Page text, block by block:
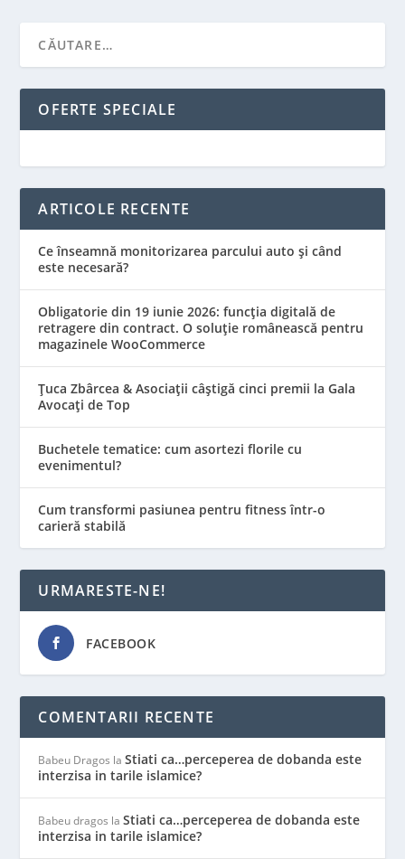
OFERTE SPECIALE
ARTICOLE RECENTE
Ce înseamnă monitorizarea parcului auto și când
este necesară?
Obligatorie din 19 iunie 2026: funcția digitală de
retragere din contract. O soluție românească pentru
magazinele WooCommerce
Țuca Zbârcea & Asociații câștigă cinci premii la Gala
Avocați de Top
Buchetele tematice: cum asortezi florile cu
evenimentul?
Cum transformi pasiunea pentru fitness într-o
carieră stabilă
URMARESTE-NE!
FACEBOOK
COMENTARII RECENTE
Babeu Dragos laStiati ca…perceperea de dobanda este
interzisa in tarile islamice?
Babeu dragos laStiati ca…perceperea de dobanda este
interzisa in tarile islamice?